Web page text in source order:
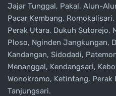
Jajar Tunggal, Pakal, Alun-
Pacar Kembang,
Perak Utara, Dukuh Sutorejo,
Ploso, Nginden Jangkungan,
Kandangan, Sidodadi,
Menanggal, Kendangsari,
Wonokromo, Ketintang, Perak
Tanjungsari.